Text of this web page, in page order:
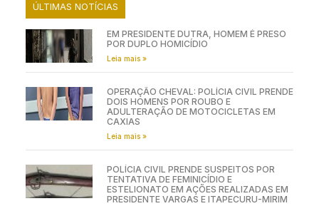
ÚLTIMAS NOTÍCIAS
EM PRESIDENTE DUTRA, HOMEM É PRESO
POR DUPLO HOMICÍDIO
Leia mais »
OPERAÇÃO CHEVAL: POLÍCIA CIVIL PRENDE
DOIS HOMENS POR ROUBO E
ADULTERAÇÃO DE MOTOCICLETAS EM
CAXIAS
Leia mais »
POLÍCIA CIVIL PRENDE SUSPEITOS POR
TENTATIVA DE FEMINICÍDIO E
ESTELIONATO EM AÇÕES REALIZADAS EM
PRESIDENTE VARGAS E ITAPECURU-MIRIM